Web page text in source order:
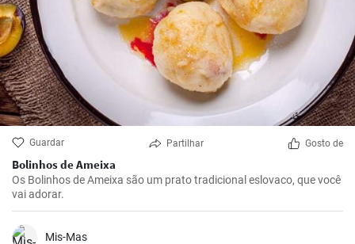
Guardar Partilhar Gosto de
Bolinhos de Ameixa
Os Bolinhos de Ameixa são um prato tradicional eslovaco, que você
vai adorar.
Mis-Mas